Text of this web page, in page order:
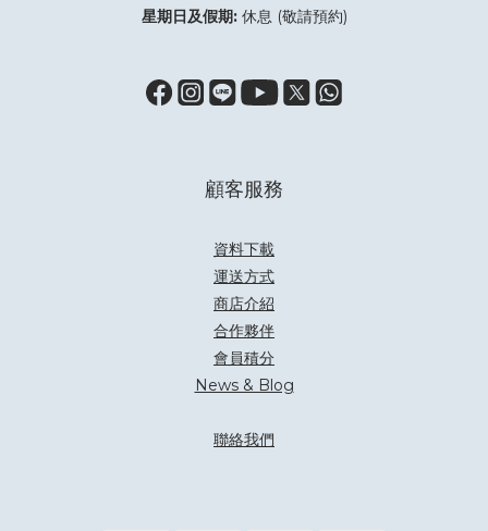
星期日及假期:休息 (敬請預約)
顧客服務
資料下載
運送方式
商店介紹
合作夥伴
會員積分
News & Blog
聯絡我們